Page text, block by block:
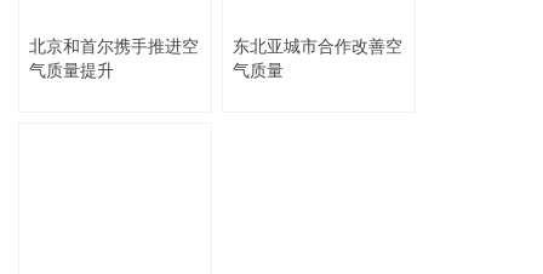
北京和首尔携手推进空
气质量提升
东北亚城市合作改善空
气质量